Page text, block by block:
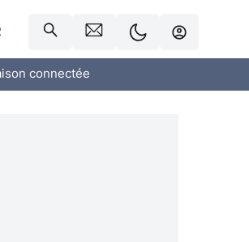
connectée